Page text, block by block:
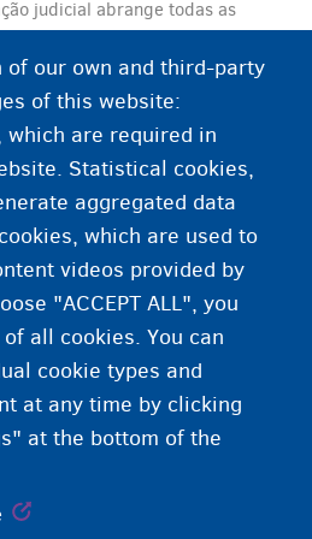
judicial abrange todas as
todas as provas. A investigação
por um juiz de instrução.
o tribunal profere uma
o caso.
of our own and third-party
of this website:
are required in
Statistical cookies,
aggregated data
which are used to
videos provided by
"ACCEPT ALL", you
all cookies. You can
cookie types and
at any time by clicking
at the bottom of the